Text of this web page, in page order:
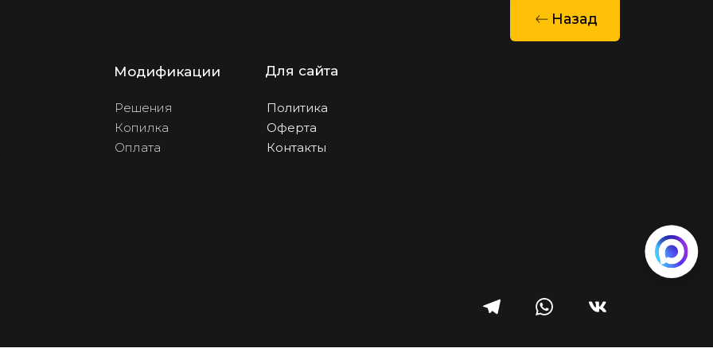
Решения
Копилка
Оплата
Назад
Модификации
Политика
Оферта
Контакты
Для сайта